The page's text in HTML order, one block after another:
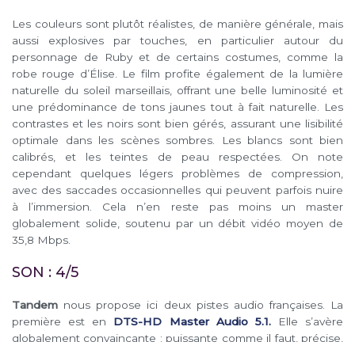
Les couleurs sont plutôt réalistes, de manière générale, mais
aussi explosives par touches, en particulier autour du
personnage de Ruby et de certains costumes, comme la
robe rouge d’Élise. Le film profite également de la lumière
naturelle du soleil marseillais, offrant une belle luminosité et
une prédominance de tons jaunes tout à fait naturelle. Les
contrastes et les noirs sont bien gérés, assurant une lisibilité
optimale dans les scènes sombres. Les blancs sont bien
calibrés, et les teintes de peau respectées. On note
cependant quelques légers problèmes de compression,
avec des saccades occasionnelles qui peuvent parfois nuire
à l’immersion. Cela n’en reste pas moins un master
globalement solide, soutenu par un débit vidéo moyen de
35,8 Mbps.
SON : 4/5
Tandem nous propose ici deux pistes audio françaises. La
première est en DTS-HD Master Audio 5.1.
Elle s’avère
globalement convaincante : puissante comme il faut, précise,